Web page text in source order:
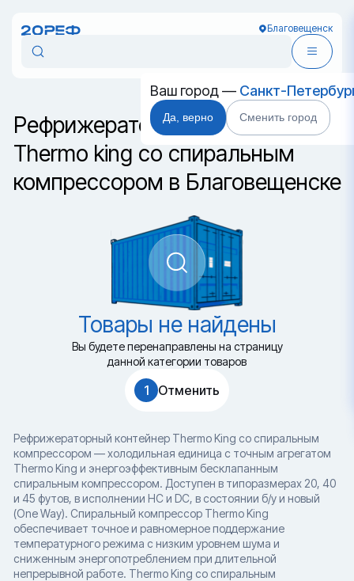
Благовещенск
Ваш город — Санкт-
Да, верно Сменить город
Рефрижераторный контейнер
Thermo king со спиральным
компрессором в Благовещенске
Товары не найдены
Вы будете перенаправлены на страницу
данной категории товаров
1 Отменить
Рефрижераторный контейнер Thermo King со спиральным
компрессором — холодильная единица с точным агрегатом
Thermo King и энергоэффективным бесклапанным
спиральным компрессором. Доступен в типоразмерах 20, 40
и 45 футов, в исполнении HC и DC, в состоянии б/у и новый
(One Way). Спиральный компрессор Thermo King
обеспечивает точное и равномерное поддержание
температурного режима с низким уровнем шума и
сниженным энергопотреблением при длительной
непрерывной работе. Thermo King со спиральным